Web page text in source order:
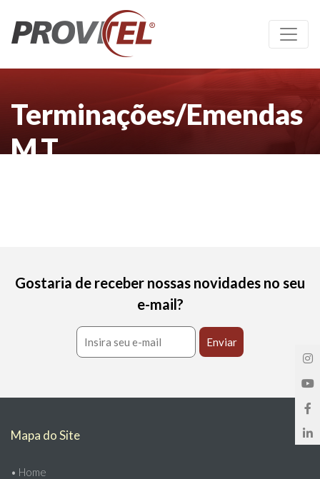
Terminações/Emendas
M.T.
Gostaria de receber nossas novidades no seu
e-mail?
Mapa do Site
• Home